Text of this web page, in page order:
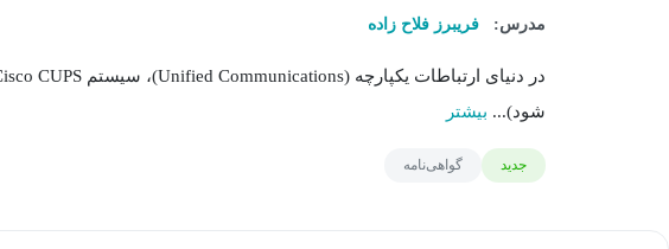
مدرس: فریبرز فلاح زاده
شود)... بیشتر
جدید گواهی‌نامه